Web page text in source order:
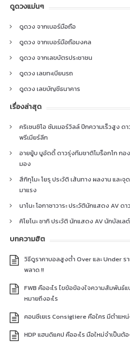
ดูดวงแม่นๆ
ดูดวง จากเบอร์มือถือ
ดูดวง จากเบอร์มือถือมงคล
ดูดวง จากเลขบัตรประชาชน
ดูดวง เลขทะเบียนรถ
ดูดวง เลขบัญชีธนาคาร
เรื่องล่าสุด
คริเซนซิโอ ซัมเมอร์วิลล์ ปีกความเร็วสูง
พรีเมียร์ลีก
อายยู้บ บูอัดดี้ ดาวรุ่งทีมชาติโมร็อกโก กอ
มอง
สึกิกุโมะ โยรุ ประวัติ เส้นทาง ผลงาน และ
มาแรง
นาโนะ โอกาซาวาระ ประวัตินักแสดง AV ด
คิโยโนะ ซากิ ประวัติ นักแสดง AV นักบัลเ
บทความฮิต
วิธีดูราคาบอลสูงต่ำ Over และ Under ร
พลาด !!
FWB คืออะไร ไขข้อข้องใจความสัมพัน
หมายถึงอะไร
คอนซีเยเร Consigliere คือใคร มีตำแหน่
HDP แฮนดิแคป คืออะไร มือใหม่จำเป็น